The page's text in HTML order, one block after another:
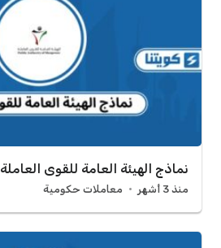
نماذج الهيئة العامة للقوى العاملة
منذ 3 أشهر معاملات حكومية